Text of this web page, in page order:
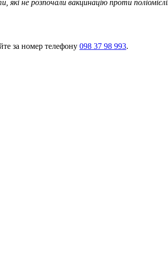
які не розпочали вакцинацію проти
за номер телефону 098 37 98 993.